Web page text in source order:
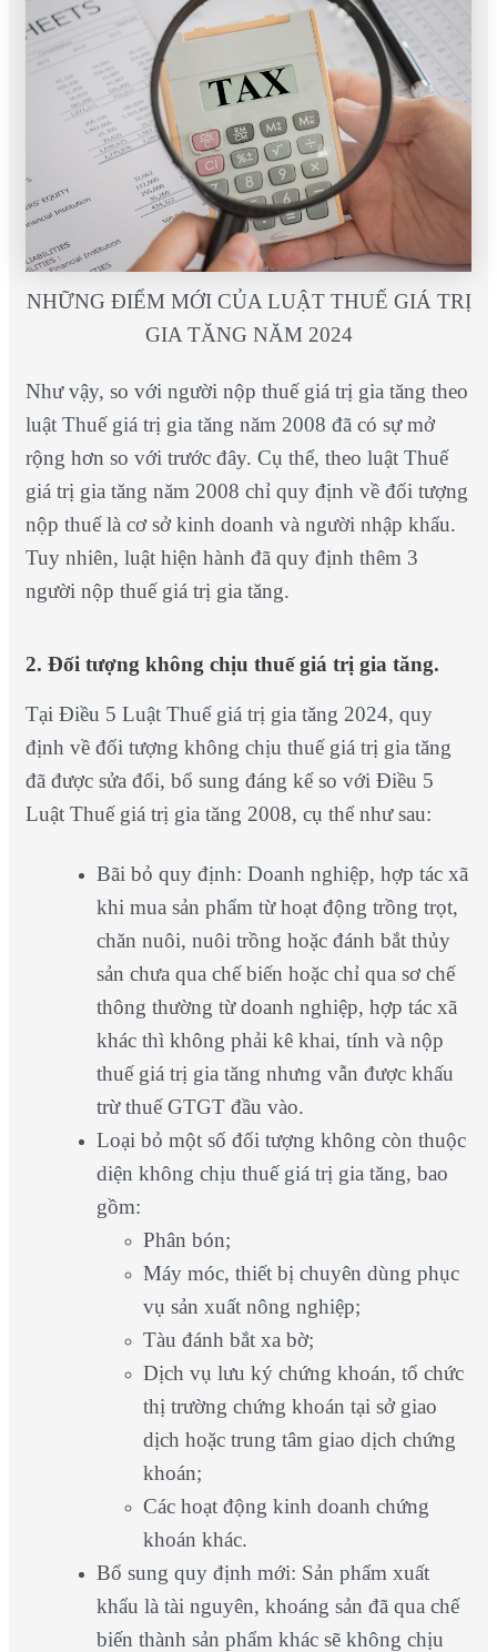
NHỮNG ĐIỂM MỚI CỦA LUẬT THUẾ GIÁ TRỊ
GIA TĂNG NĂM 2024
Như vậy, so với người nộp thuế giá trị gia tăng theo
luật Thuế giá trị gia tăng năm 2008 đã có sự mở
rộng hơn so với trước đây. Cụ thể, theo luật Thuế
giá trị gia tăng năm 2008 chỉ quy định về đối tượng
nộp thuế là cơ sở kinh doanh và người nhập khẩu.
Tuy nhiên, luật hiện hành đã quy định thêm 3
người nộp thuế giá trị gia tăng.
2. Đối tượng không chịu thuế giá trị gia tăng.
Tại Điều 5 Luật Thuế giá trị gia tăng 2024, quy
định về đối tượng không chịu thuế giá trị gia tăng
đã được sửa đổi, bổ sung đáng kể so với Điều 5
Luật Thuế giá trị gia tăng 2008, cụ thể như sau:
Bãi bỏ quy định: Doanh nghiệp, hợp tác xã
khi mua sản phẩm từ hoạt động trồng trọt,
chăn nuôi, nuôi trồng hoặc đánh bắt thủy
sản chưa qua chế biến hoặc chỉ qua sơ chế
thông thường từ doanh nghiệp, hợp tác xã
khác thì không phải kê khai, tính và nộp
thuế giá trị gia tăng nhưng vẫn được khấu
trừ thuế GTGT đầu vào.
Loại bỏ một số đối tượng không còn thuộc
diện không chịu thuế giá trị gia tăng, bao
gồm:
Phân bón;
Máy móc, thiết bị chuyên dùng phục
vụ sản xuất nông nghiệp;
Tàu đánh bắt xa bờ;
Dịch vụ lưu ký chứng khoán, tổ chức
thị trường chứng khoán tại sở giao
dịch hoặc trung tâm giao dịch chứng
khoán;
Các hoạt động kinh doanh chứng
khoán khác.
Bổ sung quy định mới: Sản phẩm xuất
khẩu là tài nguyên, khoáng sản đã qua chế
biến thành sản phẩm khác sẽ không chịu